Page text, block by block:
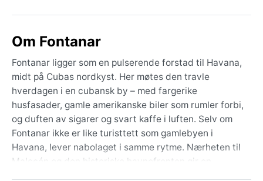
Om Fontanar
Fontanar ligger som en pulserende forstad til Havana,
midt på Cubas nordkyst. Her møtes den travle
hverdagen i en cubansk by – med fargerike
husfasader, gamle amerikanske biler som rumler forbi,
og duften av sigarer og svart kaffe i luften. Selv om
Fontanar ikke er like turisttett som gamlebyen i
Havana, lever nabolaget i samme rytme. Nærheten til
Malecón og den historiske havnefronten gir en